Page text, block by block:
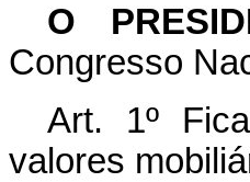
O
Congresso
Art. 1º
valores